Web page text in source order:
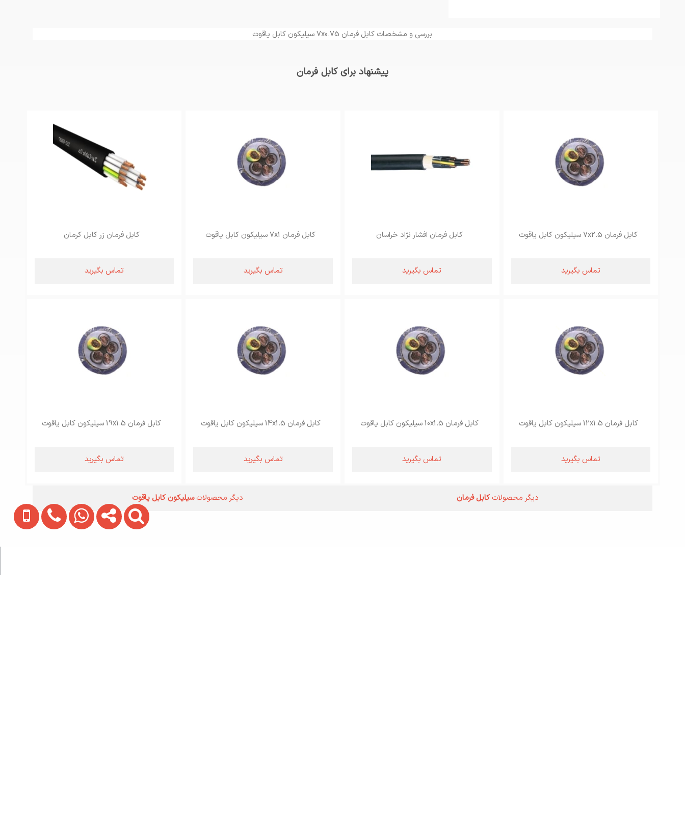
بررسی و مشخصات کابل فرمان 7x0.75 سیلیکون کابل یاقوت
پیشنهاد برای کابل فرمان
کابل فرمان 7x2.5 سیلیکون کابل یاقوت
تماس بگیرید
کابل فرمان افشار نژاد خراسان
تماس بگیرید
کابل فرمان 7x1 سیلیکون کابل یاقوت
تماس بگیرید
کابل فرمان زر کابل کرمان
تماس بگیرید
کابل فرمان 12x1.5 سیلیکون کابل یاقوت
تماس بگیرید
کابل فرمان 10x1.5 سیلیکون کابل یاقوت
تماس بگیرید
کابل فرمان 14x1.5 سیلیکون کابل یاقوت
تماس بگیرید
کابل فرمان 19x1.5 سیلیکون کابل یاقوت
تماس بگیرید
دیگر محصولاتسیلیکون کابل یاقوت دیگر محصولاتکابل فرمان